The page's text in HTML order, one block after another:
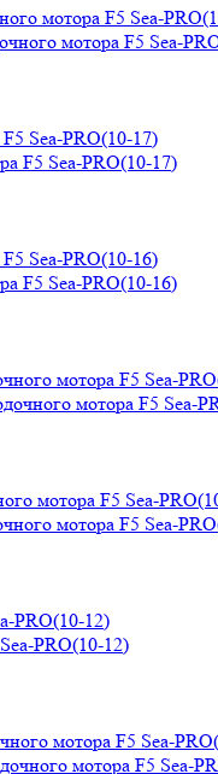
мотора F5 Sea-
Sea-PRO(10-17)
Sea-PRO(10-16)
мотора F5 Sea-
мотора F5 Sea-
PRO(10-12)
мотора F5 Sea-